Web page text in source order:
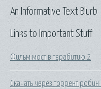
Links to Important Stuff
Фильм мост в терабитию 2
Скачать через торрент робин
An Informative Text Blurb